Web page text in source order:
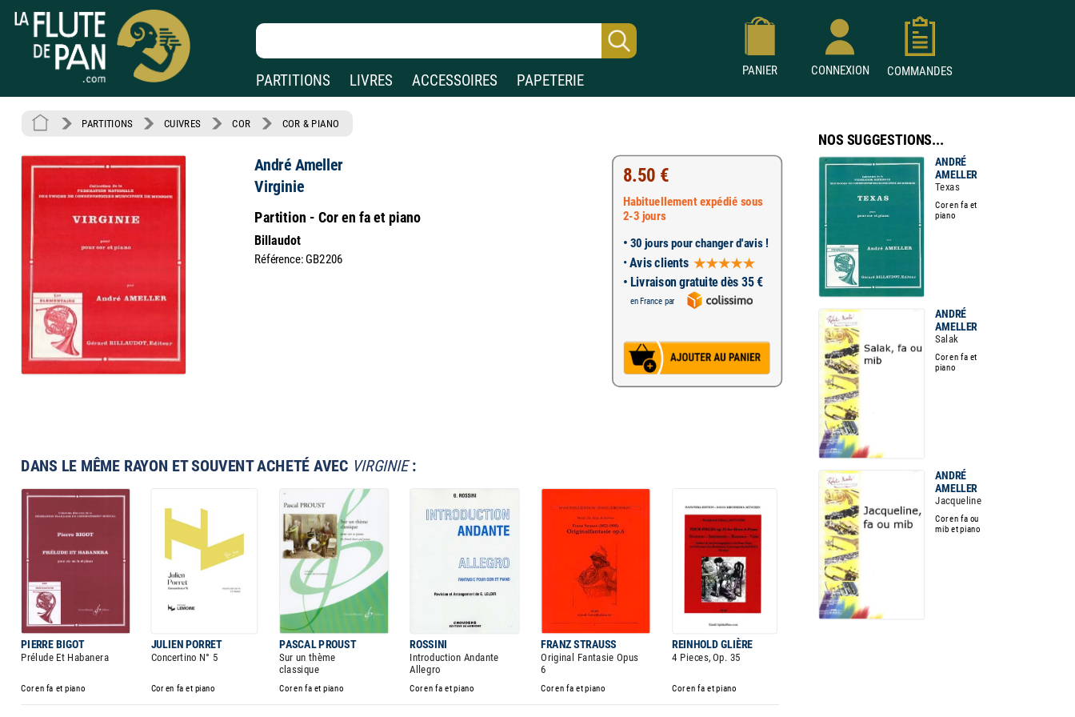
PARTITIONS LIVRES ACCESSOIRES PAPETERIE
PANIER CONNEXION COMMANDES
PARTITIONS CUIVRES COR COR & PIANO
André Ameller
Virginie
Partition - Cor en fa et piano
Billaudot
Référence: GB2206
8.50 €
Habituellement expédié sous
2-3 jours
• 30 jours pour changer d'avis !
•Avis clients
• Livraison gratuite dès 35 €
en France par
DANS LE MÊME RAYON ET SOUVENT ACHETÉ AVEC VIRGINIE:
PIERRE BIGOT JULIEN PORRET PASCAL PROUST ROSSINI FRANZ STRAUSS REINHOLD GLIÈRE
Prélude Et Habanera Concertino N° 5
Sur un thème
classique
Introduction Andante
Allegro
Original Fantasie Opus
6
4 Pieces, Op. 35
Cor en fa et piano Cor en fa et piano Cor en fa et piano Cor en fa et piano Cor en fa et piano Cor en fa et piano
NOS SUGGESTIONS...
ANDRÉ
AMELLER
Texas
Cor en fa et
piano
ANDRÉ
AMELLER
Salak
Cor en fa et
piano
ANDRÉ
AMELLER
Jacqueline
Cor en fa ou
mib et piano